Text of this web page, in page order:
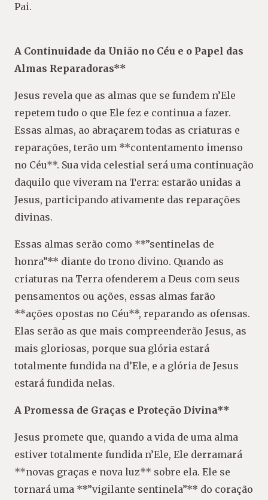
Pai.
A Continuidade da União no Céu e o Papel das
Almas Reparadoras**
Jesus revela que as almas que se fundem n’Ele
repetem tudo o que Ele fez e continua a fazer.
Essas almas, ao abraçarem todas as criaturas e
reparações, terão um **contentamento imenso
no Céu**. Sua vida celestial será uma continuação
daquilo que viveram na Terra: estarão unidas a
Jesus, participando ativamente das reparações
divinas.
Essas almas serão como **”sentinelas de
honra”** diante do trono divino. Quando as
criaturas na Terra ofenderem a Deus com seus
pensamentos ou ações, essas almas farão
**ações opostas no Céu**, reparando as ofensas.
Elas serão as que mais compreenderão Jesus, as
mais gloriosas, porque sua glória estará
totalmente fundida na d’Ele, e a glória de Jesus
estará fundida nelas.
A Promessa de Graças e Proteção Divina**
Jesus promete que, quando a vida de uma alma
estiver totalmente fundida n’Ele, Ele derramará
**novas graças e nova luz** sobre ela. Ele se
tornará uma **”vigilante sentinela”** do coração